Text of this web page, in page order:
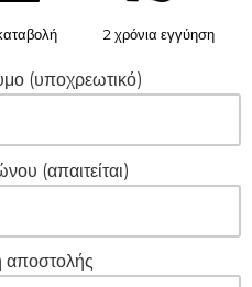
2 χρόνια εγγύηση
(υποχρεωτικό)
(απαιτείται)
αποστολής